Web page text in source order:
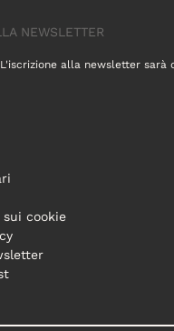
NEWSLETTER
L'iscrizione alla newsletter sarà
cookie